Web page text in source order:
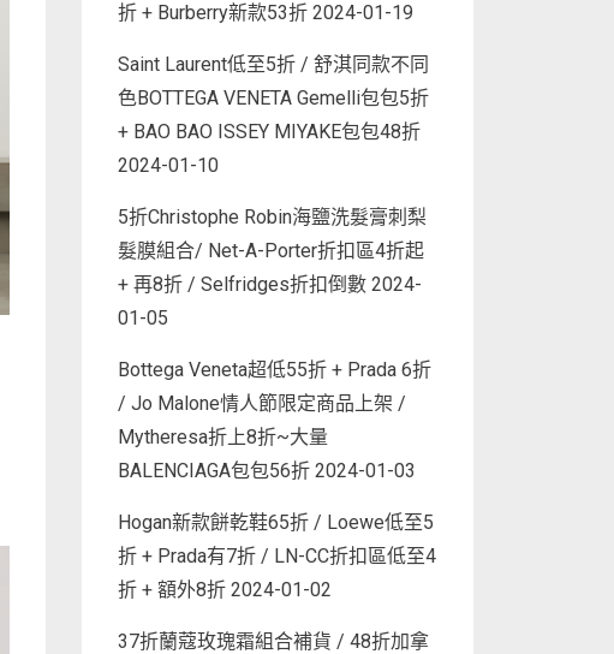
折 + Burberry新款53折 2024-01-19
Saint Laurent低至5折 / 舒淇同款不同
色BOTTEGA VENETA Gemelli包包5折
+ BAO BAO ISSEY MIYAKE包包48折
2024-01-10
5折Christophe Robin海鹽洗髮膏刺梨
髮膜組合/ Net-A-Porter折扣區4折起
+ 再8折 / Selfridges折扣倒數 2024-
01-05
Bottega Veneta超低55折 + Prada 6折
/ Jo Malone情人節限定商品上架 /
Mytheresa折上8折~大量
BALENCIAGA包包56折 2024-01-03
Hogan新款餅乾鞋65折 / Loewe低至5
折 + Prada有7折 / LN-CC折扣區低至4
折 + 額外8折 2024-01-02
37折蘭蔻玫瑰霜組合補貨 / 48折加拿